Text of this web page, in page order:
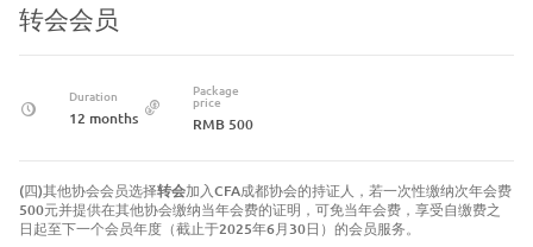
转会会员
Duration
12 months
Package
price
RMB 500
(四)其他协会会员选择转会加入CFA成都协会的持证人，若一次性缴纳次年会费
500元并提供在其他协会缴纳当年会费的证明，可免当年会费，享受自缴费之
日起至下一个会员年度（截止于2025年6月30日）的会员服务。